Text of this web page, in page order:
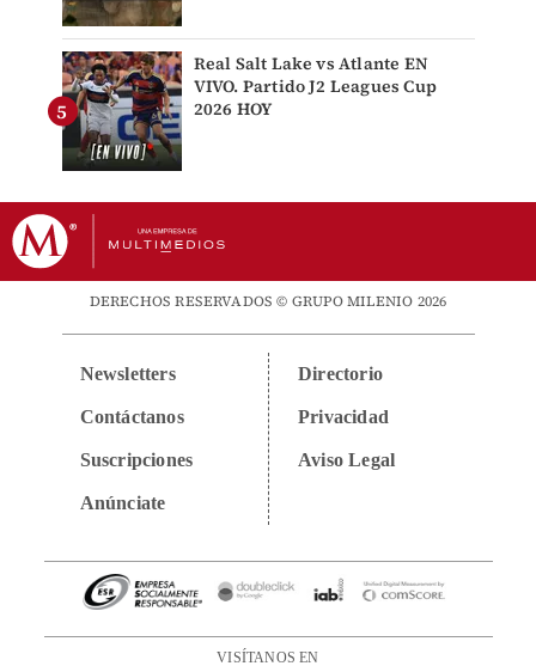
Real Salt Lake vs Atlante EN
VIVO. Partido J2 Leagues Cup
2026 HOY
DERECHOS RESERVADOS © GRUPO MILENIO 2026
Newsletters
Contáctanos
Suscripciones
Anúnciate
Directorio
Privacidad
Aviso Legal
VISÍTANOS EN